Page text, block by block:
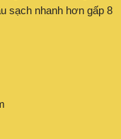
sạch nhanh hơn gấp 8